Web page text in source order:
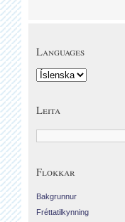
Languages
Leita
Flokkar
Bakgrunnur
Fréttatilkynning